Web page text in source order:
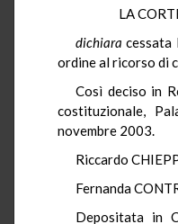
LA
dichiara cessata
ordine al ricorso di
Così deciso in
costituzionale,
novembre 2003.
Riccardo
Fernanda
Depositata in